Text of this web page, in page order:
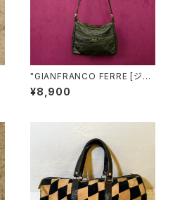
"GIANFRANCO FERRE [ジャ
ンフランコ フェレ]" 70s-80s
織りの様な柄の入ったヴィンテ
¥8,900